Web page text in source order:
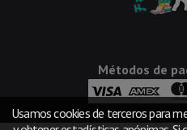
Métodos de
Usamos cookies de terceros para